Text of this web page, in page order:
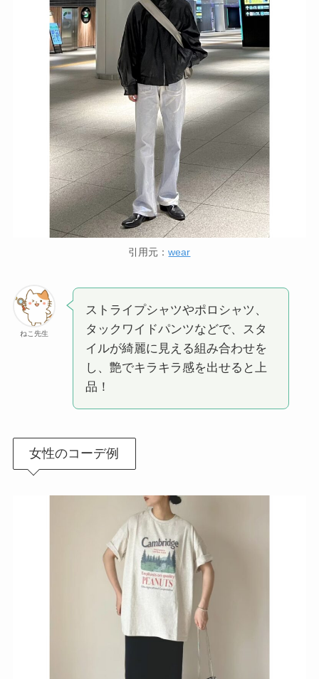
引用元：wear
ねこ先生
ストライプシャツやポロシャツ、
タックワイドパンツなどで、スタ
イルが綺麗に見える組み合わせを
し、艶でキラキラ感を出せると上
品！
女性のコーデ例